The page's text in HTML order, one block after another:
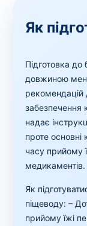
Як
Підготовка до
довжиною
рекомендацій
забезпечення
надає
проте
часу прийому
медикаментів.
Як
піщеводу: –
прийому їжі